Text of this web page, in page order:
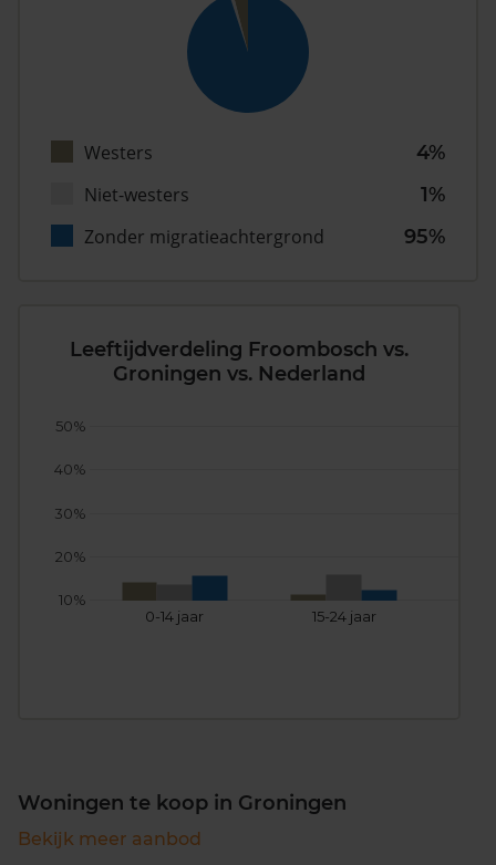
Westers
4%
Niet-westers
1%
Zonder migratieachtergrond
95%
Leeftijdverdeling Froombosch vs.
Groningen vs. Nederland
0-14 jaar 15-24 jaar
10%
20%
30%
40%
50%
Woningen te koop in Groningen
Bekijk meer aanbod